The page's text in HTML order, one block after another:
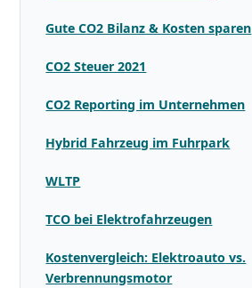
Gute CO2 Bilanz & Kosten sparen
CO2 Steuer 2021
CO2 Reporting im Unternehmen
Hybrid Fahrzeug im Fuhrpark
WLTP
TCO bei Elektrofahrzeugen
Kostenvergleich: Elektroauto vs.
Verbrennungsmotor